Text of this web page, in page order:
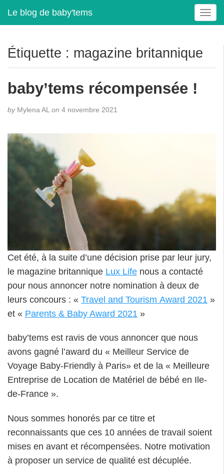
Le blog de baby'tems
T
o
e
Étiquette : magazine britannique
baby’tems récompensée !
byMylena AL on 4 novembre 2021
Cet été, à la suite d’une décision prise par leur jury,
le magazine britannique Lux Life nous a contacté
pour nous annoncer notre nomination à deux de
leurs concours : « Travel and Tourism Award 2021 »
et « Parents & Baby Award 2021 »
baby’tems est ravis de vous annoncer que nous
avons gagné l’award du « Meilleur Service de
Voyage Baby-Friendly à Paris» et de la « Meilleure
Entreprise de Location de Matériel de bébé en Ile-
de-France ».
Nous sommes honorés par ce titre et
reconnaissants que ces 10 années de travail soient
mises en avant et récompensées. Notre motivation
à proposer un service de qualité est décuplée.